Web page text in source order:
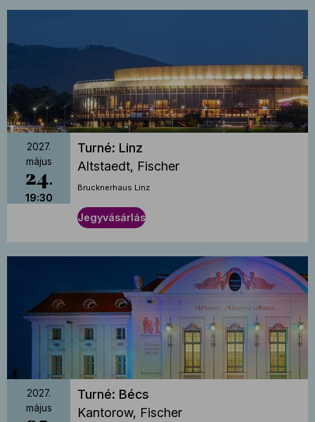
2027.
május
24
19:30
Turné: Linz
Altstaedt, Fischer
Brucknerhaus Linz
Jegyvásárlás
2027.
május
Turné: Bécs
Kantorow, Fischer